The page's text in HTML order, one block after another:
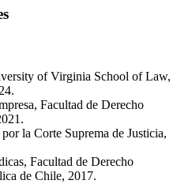
of Virginia School of Law,
Facultad de Derecho
la Corte Suprema de Justicia,
Facultad de Derecho
de Chile, 2017.